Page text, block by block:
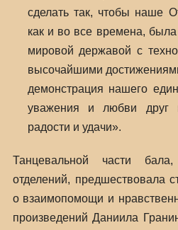
сделать так, чтобы наше
как и во все времена,
мировой державой с
высочайшими
демонстрация нашего
уважения и любви друг
радости и удачи».
Танцевальной части
отделений, предшествовала
о взаимопомощи и
произведений Даниила